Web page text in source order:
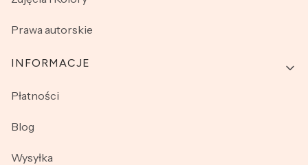
Prawa autorskie
INFORMACJE
Płatności
Blog
Wysyłka